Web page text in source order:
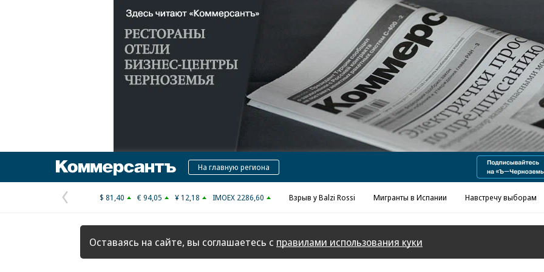
Реклама в «Ъ» www.kommersant.ru/ad
КоммерсантъНа главную региона
Предыдущая
страница
$ 81,40 € 94,05 ¥ 12,18 IMOEX 2286,60 Взрыв у Balzi Rossi Мигранты в Испании Навстречу выборам
Оставаясь на сайте, вы соглашаетесь с правилами использования куки